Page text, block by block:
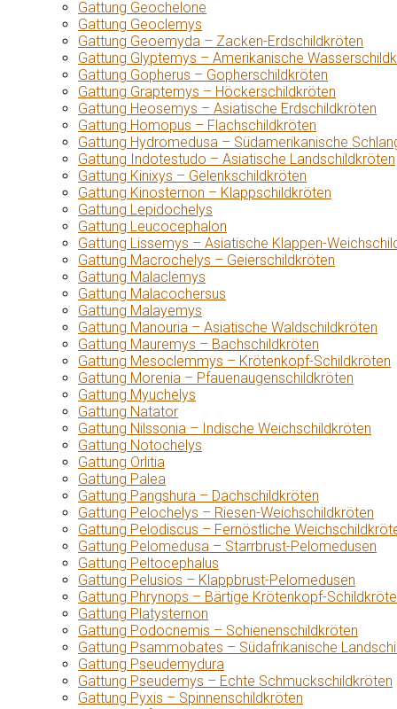
Gattung Geochelone
Gattung Geoclemys
Gattung Geoemyda – Zacken-Erdschildkröten
Gattung Glyptemys – Amerikanische
Gattung Gopherus – Gopherschildkröten
Gattung Graptemys – Höckerschildkröten
Gattung Heosemys – Asiatische Erdschildkröten
Gattung Homopus – Flachschildkröten
Gattung Hydromedusa – Südamerikanische
Gattung Indotestudo – Asiatische Landschildkröten
Gattung Kinixys – Gelenkschildkröten
Gattung Kinosternon – Klappschildkröten
Gattung Lepidochelys
Gattung Leucocephalon
Gattung Lissemys – Asiatische Klappen-
Gattung Macrochelys – Geierschildkröten
Gattung Malaclemys
Gattung Malacochersus
Gattung Malayemys
Gattung Manouria – Asiatische Waldschildkröten
Gattung Mauremys – Bachschildkröten
Gattung Mesoclemmys – Krötenkopf-Schildkröten
Gattung Morenia – Pfauenaugenschildkröten
Gattung Myuchelys
Gattung Natator
Gattung Nilssonia – Indische Weichschildkröten
Gattung Notochelys
Gattung Orlitia
Gattung Palea
Gattung Pangshura – Dachschildkröten
Gattung Pelochelys – Riesen-Weichschildkröten
Gattung Pelodiscus – Fernöstliche
Gattung Pelomedusa – Starrbrust-Pelomedusen
Gattung Peltocephalus
Gattung Pelusios – Klappbrust-Pelomedusen
Gattung Phrynops – Bärtige Krötenkopf-
Gattung Platysternon
Gattung Podocnemis – Schienenschildkröten
Gattung Psammobates – Südafrikanische
Gattung Pseudemydura
Gattung Pseudemys – Echte Schmuckschildkröten
Gattung Pyxis – Spinnenschildkröten